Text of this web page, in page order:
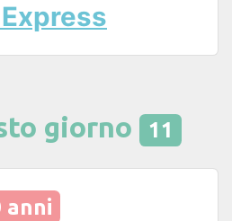
giorno 11
anni